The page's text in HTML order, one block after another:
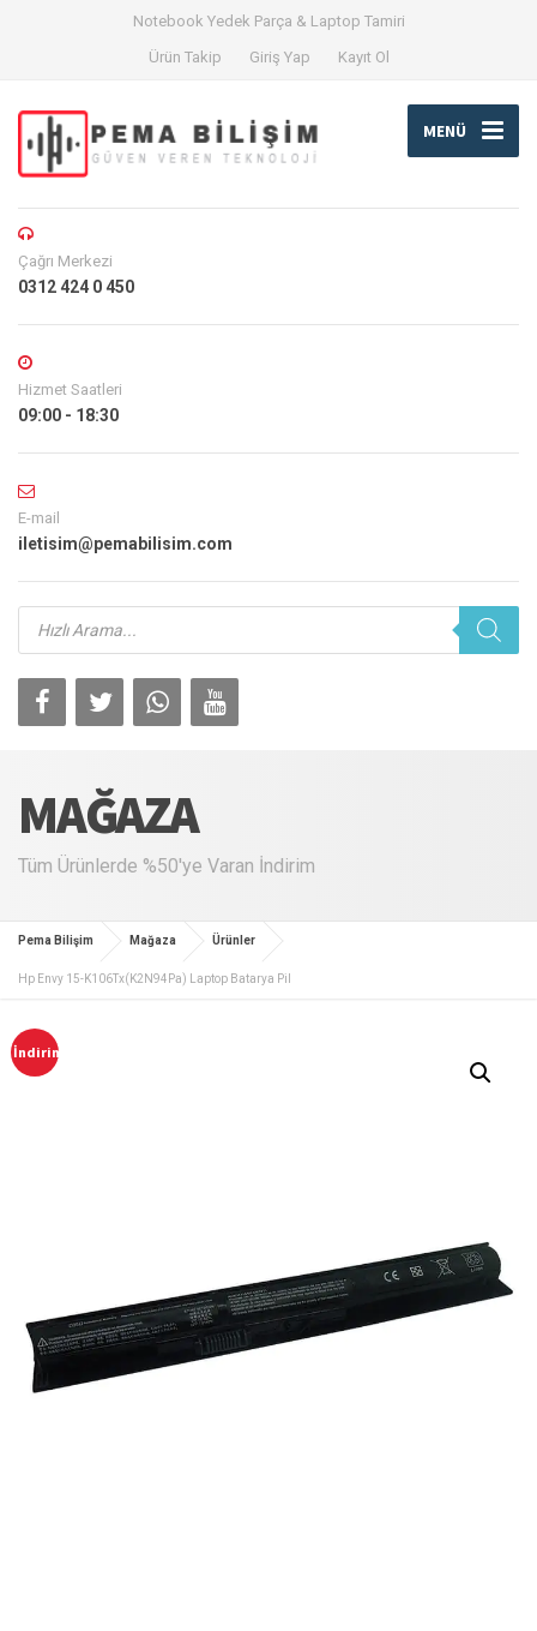
Notebook Yedek Parça & Laptop Tamiri
Ürün Takip
Giriş Yap Kayıt Ol
MENÜ
Çağrı Merkezi
0312 424 0 450
Hizmet Saatleri
09:00 - 18:30
E-mail
iletisim@pemabilisim.com
Products
search
MAĞAZA
Tüm Ürünlerde %50'ye Varan İndirim
Pema Bilişim Mağaza Ürünler
Hp Envy 15-K106Tx(K2N94Pa) Laptop Batarya Pil
İndirim!